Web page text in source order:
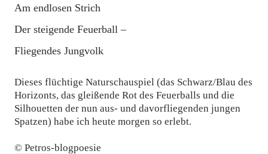
Am endlosen Strich
Der steigende Feuerball –
Fliegendes Jungvolk
Dieses flüchtige Naturschauspiel (das Schwarz/Blau des
Horizonts, das gleißende Rot des Feuerballs und die
Silhouetten der nun aus- und davorfliegenden jungen
Spatzen) habe ich heute morgen so erlebt.
© Petros-blogpoesie